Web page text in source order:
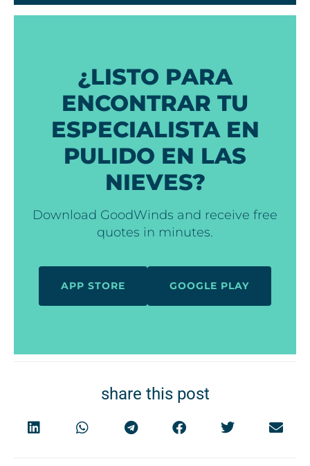
¿LISTO PARA
ENCONTRAR TU
ESPECIALISTA EN
PULIDO EN LAS
NIEVES?
Download GoodWinds and receive free
quotes in minutes.
APP STORE GOOGLE PLAY
share this post